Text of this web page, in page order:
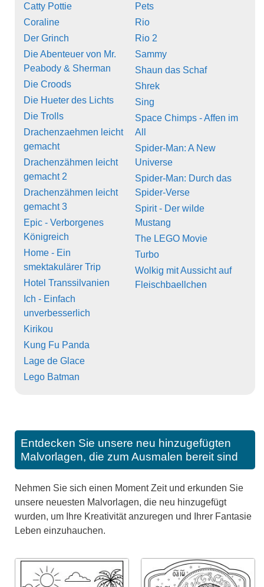
Catty Pottie
Coraline
Der Grinch
Die Abenteuer von Mr.
Peabody & Sherman
Die Croods
Die Hueter des Lichts
Die Trolls
Drachenzaehmen leicht
gemacht
Drachenzähmen leicht
gemacht 2
Drachenzähmen leicht
gemacht 3
Epic - Verborgenes
Königreich
Home - Ein
smektakulärer Trip
Hotel Transsilvanien
Ich - Einfach
unverbesserlich
Kirikou
Kung Fu Panda
Lage de Glace
Lego Batman
Pets
Rio
Rio 2
Sammy
Shaun das Schaf
Shrek
Sing
Space Chimps - Affen im
All
Spider-Man: A New
Universe
Spider-Man: Durch das
Spider-Verse
Spirit - Der wilde
Mustang
The LEGO Movie
Turbo
Wolkig mit Aussicht auf
Fleischbaellchen
Entdecken Sie unsere neu hinzugefügten
Malvorlagen, die zum Ausmalen bereit sind
Nehmen Sie sich einen Moment Zeit und erkunden Sie
unsere neuesten Malvorlagen, die neu hinzugefügt
wurden, um Ihre Kreativität anzuregen und Ihrer Fantasie
Leben einzuhauchen.